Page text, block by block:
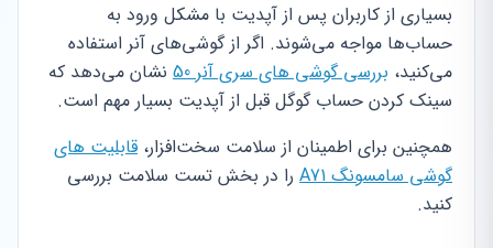
بسیاری از کاربران پس از آپدیت با مشکل ورود به
حساب‌ها مواجه می‌شوند. اگر از گوشی‌های آنر استفاده
می‌کنید، بررسی گوشی های سری آنر 50
نشان می‌دهد که
سینک کردن حساب گوگل قبل از آپدیت بسیار مهم است.
همچنین برای اطمینان از سلامت سخت‌افزار، قابلیت های
گوشی سامسونگ A71
را در بخش تست سلامت بررسی
کنید.